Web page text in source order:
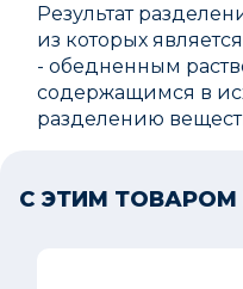
Результат
из которых
- обедненным
содержащимся в
разделению
С ЭТИМ